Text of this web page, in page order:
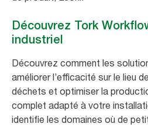
Découvrez Tork
industriel
Découvrez comment les
améliorer l’efficacité sur le lieu
déchets et optimiser la
complet adapté à votre
identifie les domaines où de